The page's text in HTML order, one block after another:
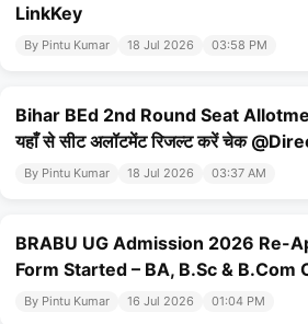
LinkKey
By Pintu Kumar 18 Jul 2026 03:58 PM
Bihar BEd 2nd Round Seat
यहाँ से सीट अलॉटमेंट रिजल्ट करें चेक
By Pintu Kumar 18 Jul 2026 03:37 AM
BRABU UG Admission 2026 Re-
Form Started – BA, B.Sc & B.Com
By Pintu Kumar 16 Jul 2026 01:04 PM